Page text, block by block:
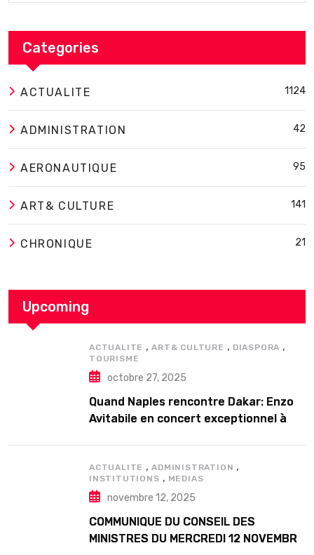
Categories
ACTUALITE 1124
ADMINISTRATION 42
AERONAUTIQUE 95
ART& CULTURE 141
CHRONIQUE 21
Upcoming
ACTUALITE ,ART& CULTURE , DIASPORA ,
TOURISME
octobre 27, 2025
Quand Naples rencontre Dakar: Enzo
Avitabile en concert exceptionnel à
ACTUALITE ,ADMINISTRATION ,
INSTITUTIONS , MEDIAS
novembre 12, 2025
COMMUNIQUE DU CONSEIL DES
MINISTRES DU MERCREDI 12 NOVEMBRE